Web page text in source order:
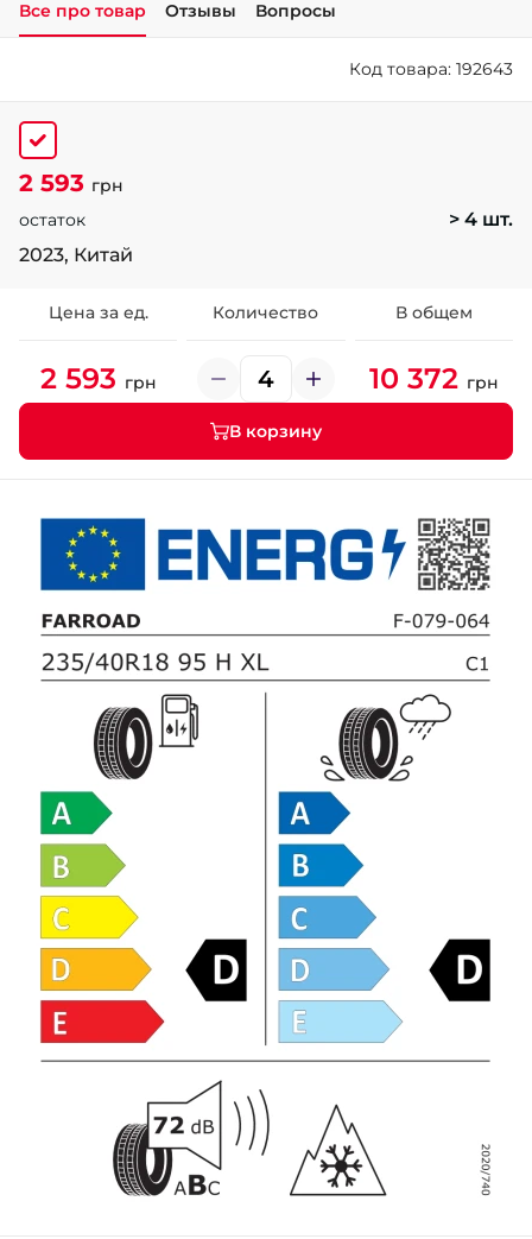
- Щепкина
Все про товар Отзывы Вопросы
Код товара: 192643
2 593 грн
остаток
> 4 шт.
2023, Китай
Цена за ед. Количество В общем
2 593 грн 10 372 грн
В корзину